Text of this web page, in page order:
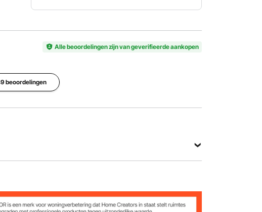
Artikelmodelnummer spoelbak
staal
kraanventiel
keramiek
Laadvermogen
x 330 mm
Alle beoordelingen zijn van geverifieerde aankopen
beoordelingen